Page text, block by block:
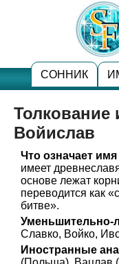
СОННИК
Толкование
Войислав
Что означает
имеет
основе лежат
переводится как
битве».
Уменьшительно-
Славко, Войко,
Иностранные